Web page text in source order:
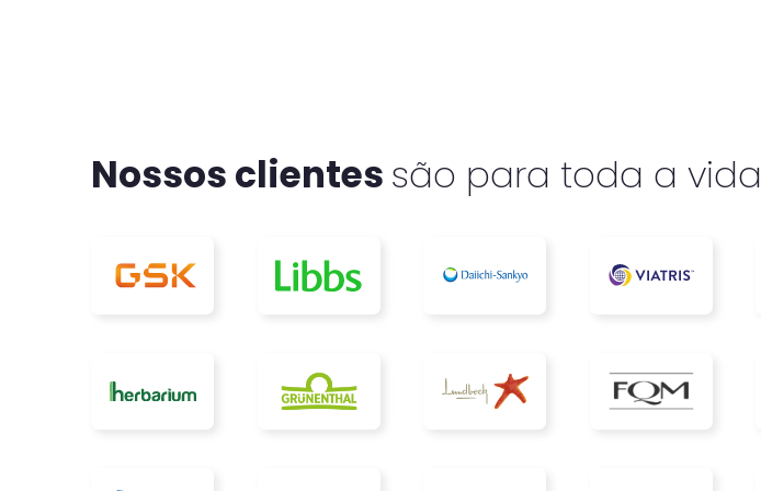
Nossos clientessão para toda a vida